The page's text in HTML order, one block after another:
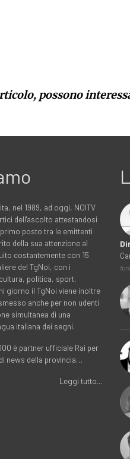
possono
nel 1989, ad oggi, NOITV
dell'ascolto attestandosi
posto tra le emittenti
della sua attenzione al
costantemente con 15
del TgNoi, con i
politica, sport,
giorno il TgNoi viene inoltre
anche per non udenti
simultanea di una
italiana dei segni.
è partner ufficiale Rai per
news della provincia…
Leggi tutto...